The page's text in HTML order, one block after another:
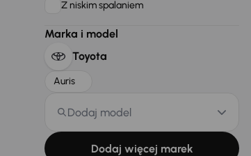
Z niskim spalaniem
Marka i model
Toyota
Auris
Dodaj model
Dodaj więcej marek